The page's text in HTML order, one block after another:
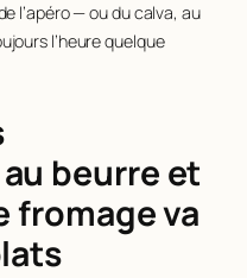
l’apéro — ou du calva, au
l’heure quelque
beurre et
fromage va